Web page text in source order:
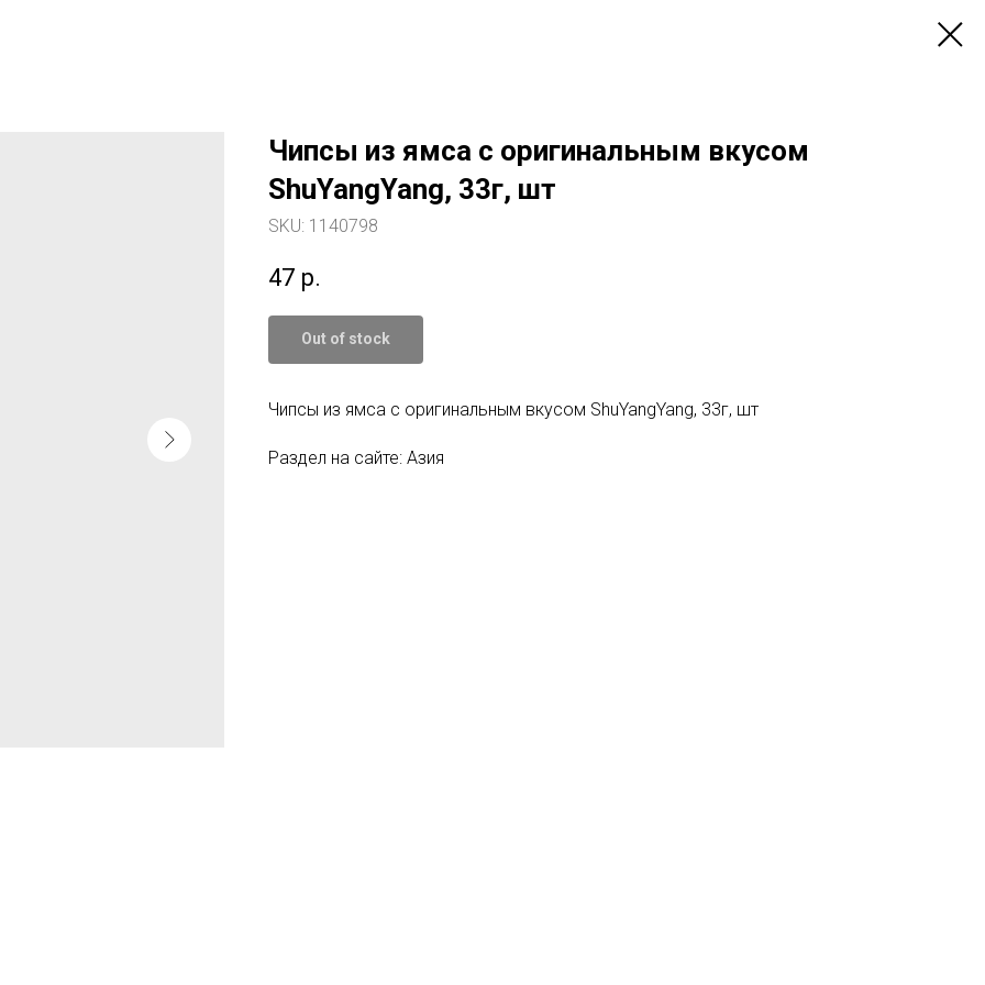
Чипсы из ямса с оригинальным вкусом
ShuYangYang, 33г, шт
SKU: 1140798
47 р.
Out of stock
Чипсы из ямса с оригинальным вкусом ShuYangYang, 33г, шт
Раздел на сайте: Азия